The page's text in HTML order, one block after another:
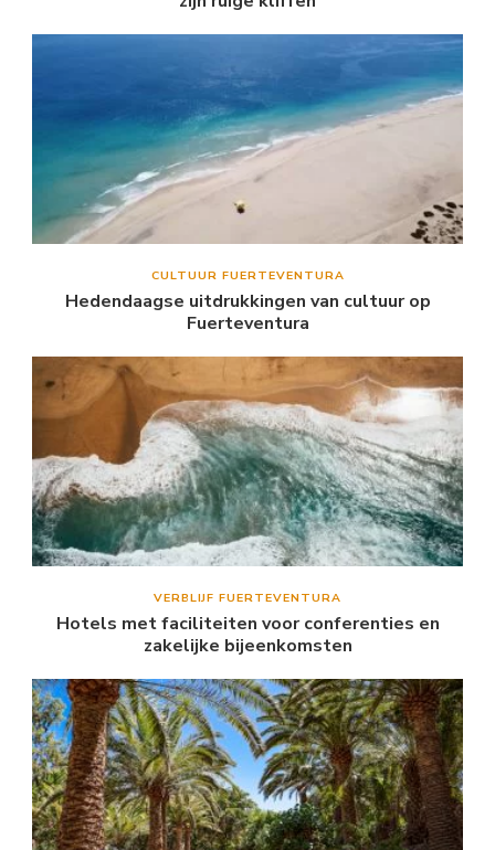
CULTUUR FUERTEVENTURA
Hedendaagse uitdrukkingen van cultuur op
Fuerteventura
VERBLIJF FUERTEVENTURA
Hotels met faciliteiten voor conferenties en
zakelijke bijeenkomsten